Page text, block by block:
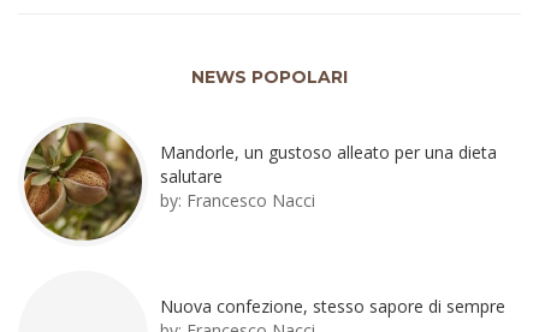
NEWS POPOLARI
Mandorle, un gustoso alleato per una dieta
salutare
by: Francesco Nacci
Nuova confezione, stesso sapore di sempre